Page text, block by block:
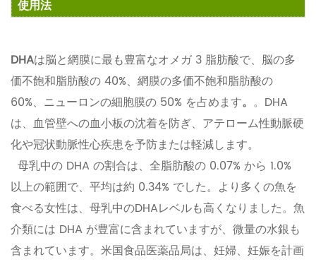
使用法
DHAは脳と網膜に最も豊富なオメガ 3 脂肪酸で、脳の多
価不飽和脂肪酸の 40%、網膜の多価不飽和脂肪酸の
60%、ニューロンの細胞膜の 50% を占めます。 。DHA
は、血管壁への血小板の沈着を防ぎ、アテローム性動脈硬
化や冠状動脈性心疾患を予防または軽減します。
母乳中の DHA の割合は、全脂肪酸の 0.07% から 1.0%
以上の範囲で、平均は約 0.34% でした。より多くの魚を
食べる女性は、母乳中のDHAレベルも高くなりました。魚
介類には DHA が豊富に含まれていますが、微量の水銀も
含まれています。米国食品医薬品局は、妊婦、妊娠を計画